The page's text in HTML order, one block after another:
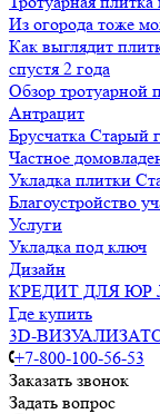
Из огорода тоже
Как выглядит
спустя 2 года
Обзор тротуарной
Антрацит
Брусчатка Старый
Частное
Укладка плитки
Благоустройство
Услуги
Укладка под ключ
Дизайн
КРЕДИТ ДЛЯ ЮР
Где купить
3D-
+7-800-100-56-53
Заказать звонок
Задать вопрос